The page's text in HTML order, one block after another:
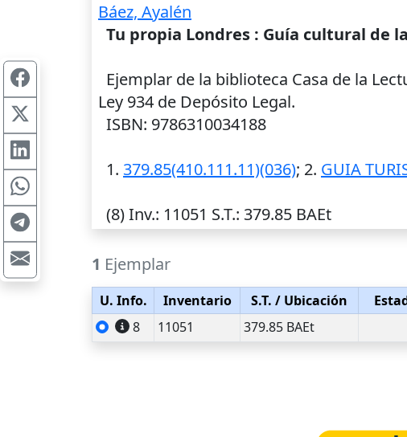
Báez, Ayalén
Tu propia Londres : Guía cultural de
Ejemplar de la biblioteca Casa de la
Ley 934 de Depósito Legal.
ISBN: 9786310034188
1. 379.85(410.111.11)(036); 2. GUIA
(8)Inv.: 11051 S.T.: 379.85 BAEt
1 Ejemplar
U. Info. Inventario S.T. / Ubicación
8
11051 379.85 BAEt